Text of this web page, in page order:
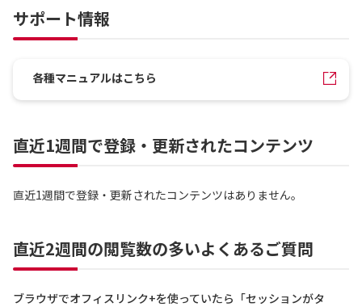
サポート情報
各種マニュアルはこちら
直近1週間で登録・更新されたコンテンツ
直近1週間で登録・更新されたコンテンツはありません。
直近2週間の閲覧数の多いよくあるご質問
ブラウザでオフィスリンク+を使っていたら「セッションがタ